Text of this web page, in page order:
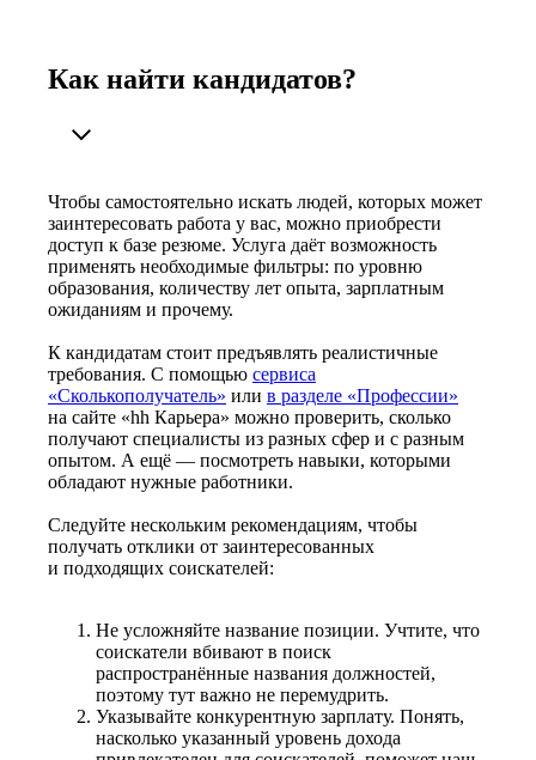
Как найти кандидатов?
Чтобы самостоятельно искать людей, которых может
заинтересовать работа у вас, можно приобрести
доступ к базе резюме. Услуга даёт возможность
применять необходимые фильтры: по уровню
образования, количеству лет опыта, зарплатным
ожиданиям и прочему.
К кандидатам стоит предъявлять реалистичные
требования. С помощью сервиса
«Сколькополучатель» или в разделе «Профессии»
на сайте «hh Карьера» можно проверить, сколько
получают специалисты из разных сфер и с разным
опытом. А ещё — посмотреть навыки, которыми
обладают нужные работники.
Следуйте нескольким рекомендациям, чтобы
получать отклики от заинтересованных
и подходящих соискателей:
Не усложняйте название позиции. Учтите, что
соискатели вбивают в поиск
распространённые названия должностей,
поэтому тут важно не перемудрить.
Указывайте конкурентную зарплату. Понять,
насколько указанный уровень дохода